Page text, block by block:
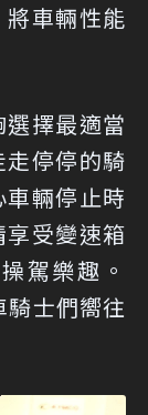
車輛性能
擇最適當
停停的騎
輛停止時
受變速箱
駕樂趣。
騎士們嚮往